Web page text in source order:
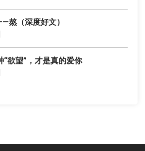
熬（深度好文）
“欲望”，才是真的爱你